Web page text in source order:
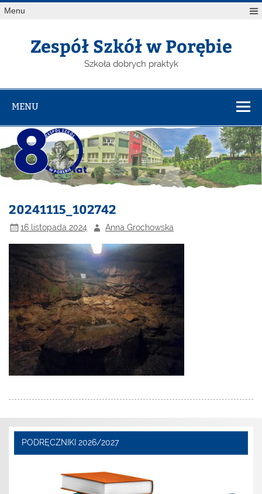
Menu
Zespół Szkół w Porębie
Szkoła dobrych praktyk
MENU
20241115_102742
16 listopada 2024 Anna Grochowska
PODRĘCZNIKI 2026/2027